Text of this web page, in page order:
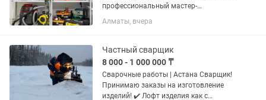
профессиональный мастер-
отделочник? Нет смысла тратить сотни
тысяч тенге на покупку дорогого
Компания Trade Energy предоставит...
Алматы, вчера
Частный сварщик
8 000 - 1 000 000 ₸
Сварочные работы | Астана Сварщик!
Принимаю заказы на изготовление
изделий! ✔️ Лофт изделия как с